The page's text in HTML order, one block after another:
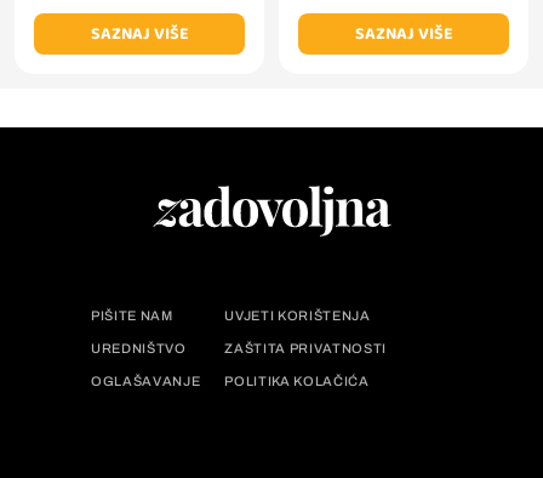
SAZNAJ VIŠE
SAZNAJ VIŠE
PIŠITE NAM UVJETI KORIŠTENJA
UREDNIŠTVO ZAŠTITA PRIVATNOSTI
OGLAŠAVANJE POLITIKA KOLAČIĆA